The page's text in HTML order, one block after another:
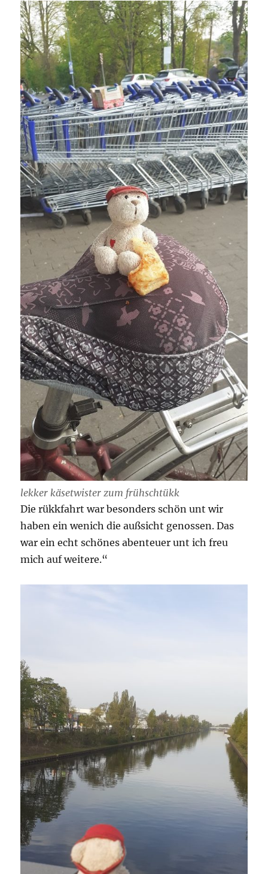
lekker käsetwister zum frühschtükk
Die rükkfahrt war besonders schön unt wir
haben ein wenich die außsicht genossen. Das
war ein echt schönes abenteuer unt ich freu
mich auf weitere.“